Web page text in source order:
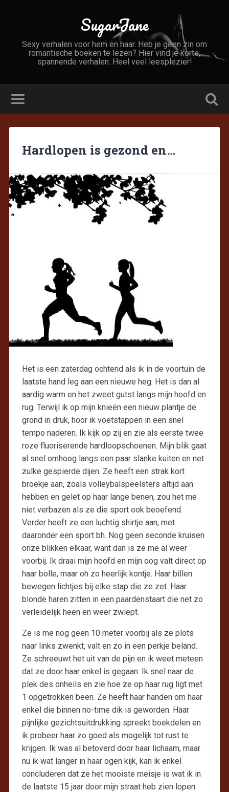
SugarJane
Sexy verhalen voor hem en haar. Heb je geen zin om
romantische boeken te lezen? Hier vind je korte,
spannende verhalen. Heel veel leesplezier!
Hardlopen is gezond en…
Het is een zaterdag ochtend als ik in de voortuin de
laatste hand leg aan een nieuwe heg. Het is dan al
aardig warm en het zweet gutst langs mijn hoofd en
rug. Terwijl ik op mijn knieën een nieuw plantje de
grond in druk, hoor ik voetstappen in een snel
tempo naderen. Ik kijk op zij en zie als eerste twee
roze fluoriserende hardloopschoenen. Mijn blik gaat
al snel omhoog langs een paar slanke kuiten en net
zulke gespierde dijen. Ze heeft een strak kort
broekje aan, zoals volleybalspeelsters altijd aan
hebben en gelet op haar lange benen, zou het me
niet verbazen als ze die sport ook beoefend.
Verder heeft ze een luchtig shirtje aan, met
daaronder een sport bh. Nog geen seconde kruisen
onze blikken elkaar, want dan is ze me al weer
voorbij. Ik draai mijn hoofd en mijn oog valt direct op
haar bolle, maar oh zo heerlijk kontje. Haar billen
bewegen lichtjes bij elke stap die ze zet. Haar
blonde haren zitten in een paardenstaart die net zo
verleidelijk heen en weer zwiept.
Ze is me nog geen 10 meter voorbij als ze plots
naar links zwenkt, valt en zo in een perkje beland.
Ze schreeuwt het uit van de pijn en ik weet meteen
dat ze door haar enkel is gegaan. Ik snel naar de
plek des onheils en zie hoe ze op haar rug ligt met
1 opgetrokken been. Ze heeft haar handen om haar
enkel die binnen no-time dik is geworden. Haar
pijnlijke gezichtsuitdrukking spreekt boekdelen en
ik probeer haar zo goed als mogelijk tot rust te
krijgen. Ik was al betoverd door haar lichaam, maar
nu ik wat langer in haar ogen kijk, kan ik enkel
concluderen dat ze het mooiste meisje is wat ik in
de laatste 15 jaar door mijn straat heb zien lopen.